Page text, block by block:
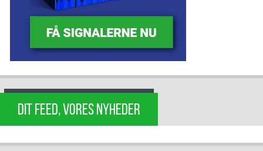
DIT FEED, VORES NYHEDER